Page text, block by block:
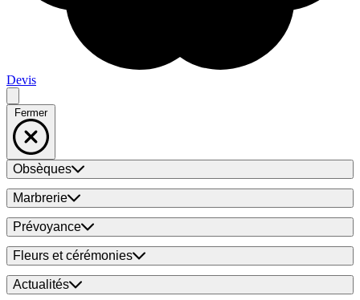
Devis
Fermer
Obsèques
Marbrerie
Prévoyance
Fleurs et cérémonies
Actualités